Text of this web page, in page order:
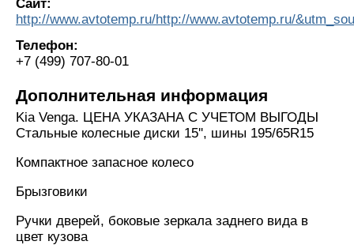
Сайт:
http://www.avtotemp.ru/http://www.avtotemp.ru/
Телефон:
+7 (499) 707-80-01
Дополнительная информация
Kia Venga. ЦЕНА УКАЗАНА С УЧЕТОМ ВЫГОДЫ
Стальные колесные диски 15'', шины 195/65R15
Компактное запасное колесо
Брызговики
Ручки дверей, боковые зеркала заднего вида в
цвет кузова